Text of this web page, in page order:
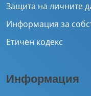
Защита на личните
Информация за
Етичен кодекс
Информация